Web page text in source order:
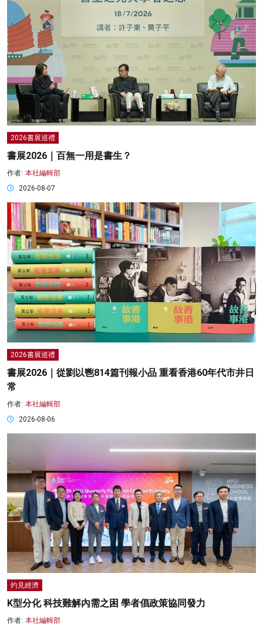
2026書展巡禮
書展2026｜百無一用是書生？
作者: 本社編輯部
2026-08-07
2026書展巡禮
書展2026｜從劉以鬯814篇刊報小品 重看香港60年代市井日
常
作者: 本社編輯部
2026-08-06
灼見經濟
K型分化 科技難解內需之困 學者倡政策協同發力
作者: 本社編輯部